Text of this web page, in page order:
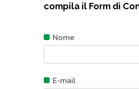
compila il Form di
Nome
E-mail